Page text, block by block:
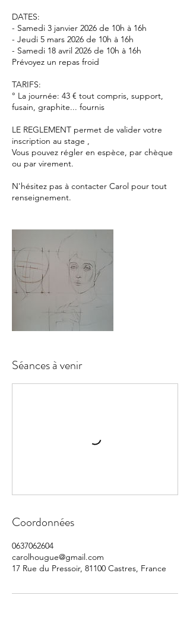
DATES:
- Samedi 3 janvier 2026 de 10h à 16h
- Jeudi 5 mars 2026 de 10h à 16h
- Samedi 18 avril 2026 de 10h à 16h
Prévoyez un repas froid
TARIFS:
° La journée: 43 € tout compris, support,
fusain, graphite... fournis
LE REGLEMENT permet de valider votre
inscription au stage ,
Vous pouvez régler en espèce, par chèque
ou par virement.
N'hésitez pas à contacter Carol pour tout
renseignement.
Séances à venir
Coordonnées
0637062604
carolhougue@gmail.com
17 Rue du Pressoir, 81100 Castres, France